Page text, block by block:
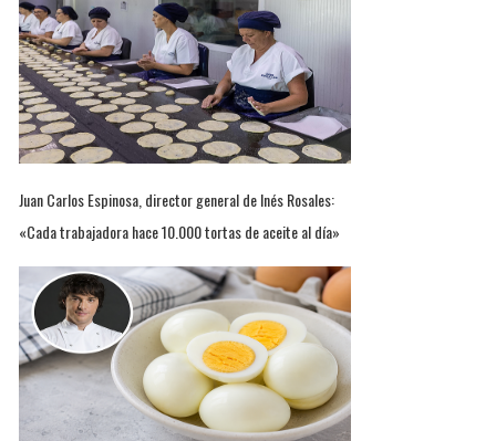
Juan Carlos Espinosa, director general de Inés Rosales:
«Cada trabajadora hace 10.000 tortas de aceite al día»